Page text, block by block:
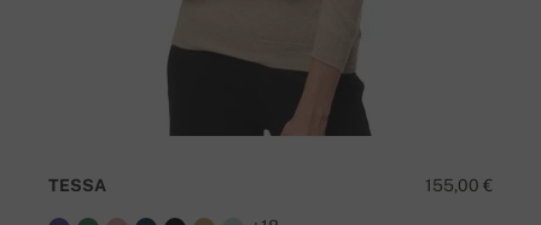
155,00 €
TESSA